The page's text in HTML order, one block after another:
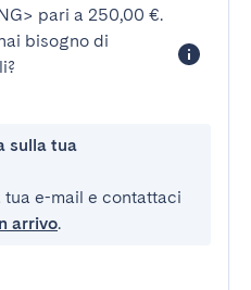
pari a 250,00 €.
bisogno di
sulla tua
e-mail e contattaci
arrivo.